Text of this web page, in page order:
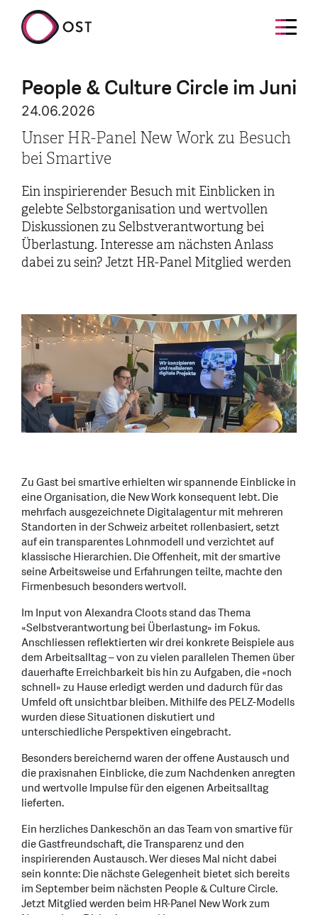
People & Culture Circle im Juni
24.06.2026
Unser HR-Panel New Work zu Besuch
bei Smartive
Ein inspirierender Besuch mit Einblicken in
gelebte Selbstorganisation und wertvollen
Diskussionen zu Selbstverantwortung bei
Überlastung. Interesse am nächsten Anlass
dabei zu sein? Jetzt HR-Panel Mitglied werden
Zu Gast bei smartive erhielten wir spannende Einblicke in
eine Organisation, die New Work konsequent lebt. Die
mehrfach ausgezeichnete Digitalagentur mit mehreren
Standorten in der Schweiz arbeitet rollenbasiert, setzt
auf ein transparentes Lohnmodell und verzichtet auf
klassische Hierarchien. Die Offenheit, mit der smartive
seine Arbeitsweise und Erfahrungen teilte, machte den
Firmenbesuch besonders wertvoll.
Im Input von Alexandra Cloots stand das Thema
«Selbstverantwortung bei Überlastung» im Fokus.
Anschliessen reflektierten wir drei konkrete Beispiele aus
dem Arbeitsalltag – von zu vielen parallelen Themen über
dauerhafte Erreichbarkeit bis hin zu Aufgaben, die «noch
schnell» zu Hause erledigt werden und dadurch für das
Umfeld oft unsichtbar bleiben. Mithilfe des PELZ-Modells
wurden diese Situationen diskutiert und
unterschiedliche Perspektiven eingebracht.
Besonders bereichernd waren der offene Austausch und
die praxisnahen Einblicke, die zum Nachdenken anregten
und wertvolle Impulse für den eigenen Arbeitsalltag
lieferten.
Ein herzliches Dankeschön an das Team von smartive für
die Gastfreundschaft, die Transparenz und den
inspirierenden Austausch. Wer dieses Mal nicht dabei
sein konnte: Die nächste Gelegenheit bietet sich bereits
im September beim nächsten People & Culture Circle.
Jetzt Mitglied werden beim HR-Panel New Work zum